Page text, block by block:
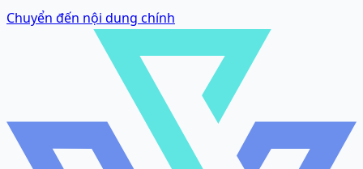
Chuyển đến nội dung chính